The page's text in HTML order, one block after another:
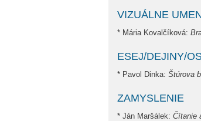
VIZUÁLNE
* Mária Kovalčíková:
ESEJ/DEJINY/
* Pavol Dinka: Štúrova
ZAMYSLENIE
* Ján Maršálek: Čítanie